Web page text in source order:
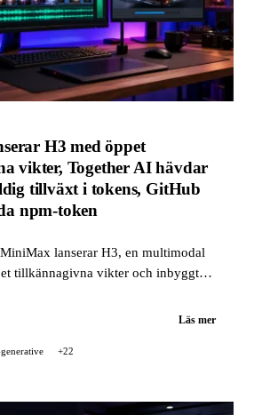
H3 med öppet
vikter, Together AI hävdar
tillväxt i tokens, GitHub
npm-token
lanserar H3, en multimodal
tillkännagivna vikter och inbyggt
tokens, och GitHub
Läs mer
+22